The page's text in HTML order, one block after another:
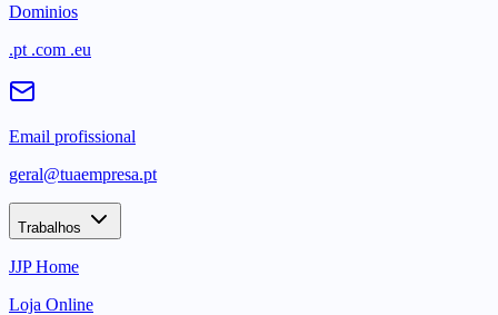
Dominios
.pt .com .eu
Email profissional
geral@tuaempresa.pt
Trabalhos
JJP Home
Loja Online